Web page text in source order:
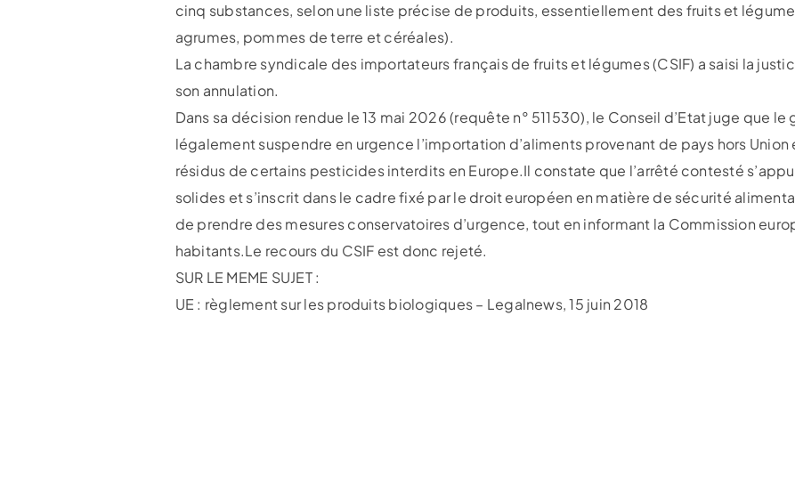
cinq substances, selon une liste précise de produits, essentiellement des fruits et
agrumes, pommes de terre et céréales).
La chambre syndicale des importateurs français de fruits et légumes (CSIF) a saisi la
son annulation.
Dans sa décision rendue le 13 mai 2026 (requête n° 511530), le Conseil d’Etat juge que
légalement suspendre en urgence l’importation d’aliments provenant de pays hors
résidus de certains pesticides interdits en Europe.Il constate que l’arrêté contesté
solides et s’inscrit dans le cadre fixé par le droit européen en matière de sécurité
de prendre des mesures conservatoires d’urgence, tout en informant la Commission
habitants.Le recours du CSIF est donc rejeté.
SUR LE MEME SUJET :
UE : règlement sur les produits biologiques – Legalnews, 15 juin 2018